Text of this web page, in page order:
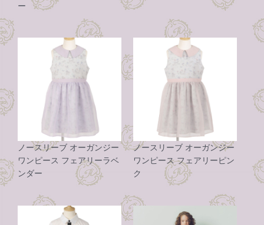
ー
ノースリーブ オーガンジー
ワンピース フェアリーラベ
ンダー
ノースリーブ オーガンジー
ワンピース フェアリーピン
ク